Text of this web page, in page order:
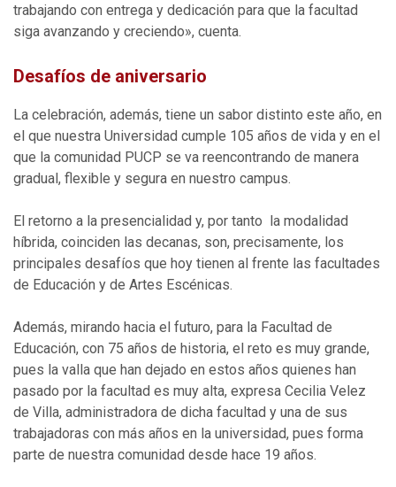
trabajando con entrega y dedicación para que la facultad
siga avanzando y creciendo», cuenta.
Desafíos de aniversario
La celebración, además, tiene un sabor distinto este año, en
el que nuestra Universidad cumple 105 años de vida y en el
que la comunidad PUCP se va reencontrando de manera
gradual, flexible y segura en nuestro campus.
El retorno a la presencialidad y, por tanto la modalidad
híbrida, coinciden las decanas, son, precisamente, los
principales desafíos que hoy tienen al frente las facultades
de Educación y de Artes Escénicas.
Además, mirando hacia el futuro, para la Facultad de
Educación, con 75 años de historia, el reto es muy grande,
pues la valla que han dejado en estos años quienes han
pasado por la facultad es muy alta, expresa Cecilia Velez
de Villa, administradora de dicha facultad y una de sus
trabajadoras con más años en la universidad, pues forma
parte de nuestra comunidad desde hace 19 años.